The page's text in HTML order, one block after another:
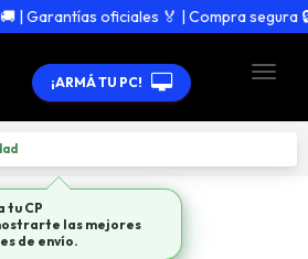
oficiales 🏅 | Compra segura 🔒
¡ARMÁ TU PC!
Procesadores
tu CP
las mejores
de envío.